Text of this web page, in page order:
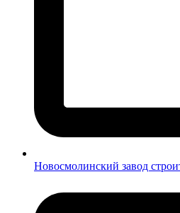
Новосмолинский завод